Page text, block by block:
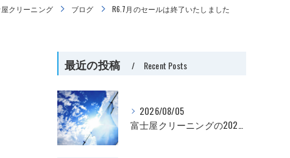
クリーニング ブログ R6.7月のセールは終了いたしました
最近の投稿 Recent Posts
2026/08/05
富士屋クリーニングの2026年夏季休暇お知らせ